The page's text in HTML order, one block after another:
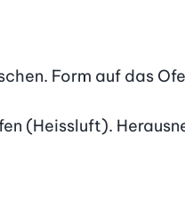
Form auf das
(Heissluft).